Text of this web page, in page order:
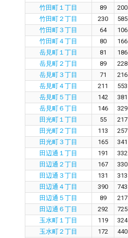
竹田町１丁目
89 200
竹田町２丁目
230 585
竹田町３丁目
64 106
竹田町４丁目
80 166
岳見町１丁目
81 186
岳見町２丁目
89 228
岳見町３丁目
71 216
岳見町４丁目
211 553
岳見町５丁目
142 381
岳見町６丁目
146 329
田光町１丁目
55 217
田光町２丁目
113 257
田光町３丁目
165 341
田辺通１丁目
191 332
田辺通２丁目
167 330
田辺通３丁目
131 313
田辺通４丁目
390 743
田辺通５丁目
89 217
田辺通６丁目
292 725
玉水町１丁目
119 324
玉水町２丁目
172 440